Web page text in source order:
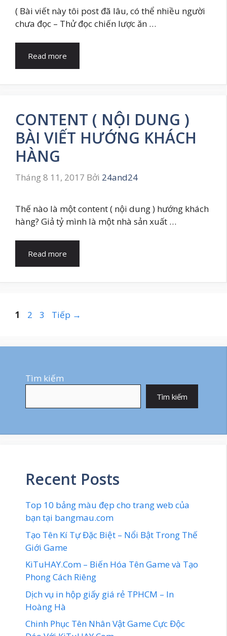
( Bài viết này tôi post đã lâu, có thể nhiều người
chưa đọc – Thử đọc chiến lược ăn …
Read more
CONTENT ( NỘI DUNG )
BÀI VIẾT HƯỚNG KHÁCH
HÀNG
Tháng 8 11, 2017 Bởi 24and24
Thế nào là một content ( nội dung ) hướng khách
hàng? Giả tỷ mình là một nhà sản xuất …
Read more
Trang
1 Trang
2 Trang
3 Tiếp →
Tìm kiếm
Tìm kiếm
Recent Posts
Top 10 bảng màu đẹp cho trang web của
bạn tại bangmau.com
Tạo Tên Kí Tự Đặc Biệt – Nổi Bật Trong Thế
Giới Game
KiTuHAY.Com – Biến Hóa Tên Game và Tạo
Phong Cách Riêng
Dịch vụ in hộp giấy giá rẻ TPHCM – In
Hoàng Hà
Chinh Phục Tên Nhân Vật Game Cực Độc